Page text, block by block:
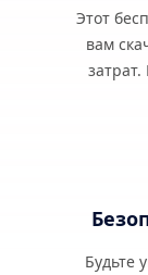
Этот
вам
затрат.
Будьте